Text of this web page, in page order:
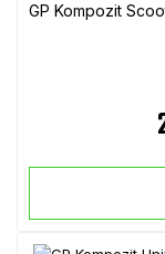
GP Kompozit